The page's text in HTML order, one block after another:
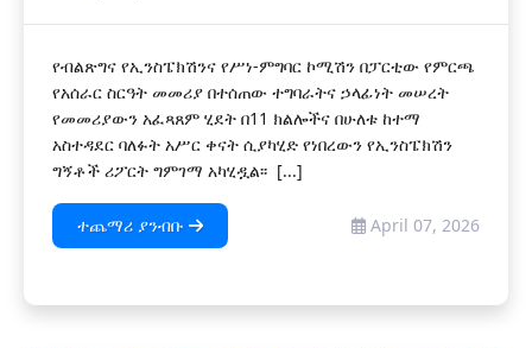
የብልጽግና የኢንስፔክሽንና የሥነ-ምግባር ኮሚሽን በፓርቲው የምርጫ
የአሰራር ስርዓት መመሪያ በተሰጠው ተግባራትና ኃላፊነት መሠረት
የመመሪያውን አፈጻጸም ሂደት በ11 ክልሎችና በሁለቱ ከተማ
አስተዳደር ባለፉት አሥር ቀናት ሲያካሂድ የነበረውን የኢንስፔክሽን
ግኝቶች ሪፖርት ግምገማ አካሂዷል፡፡ [...]
ተጨማሪ ያንብቡ April 07, 2026